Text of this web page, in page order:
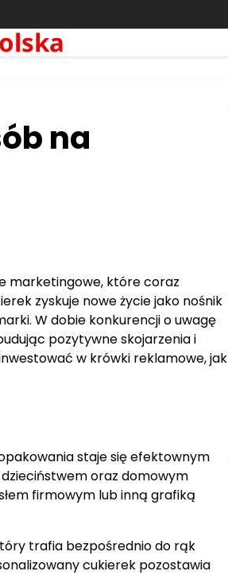
na
marketingowe, które coraz
zyskuje nowe życie jako nośnik
W dobie konkurencji o uwagę
pozytywne skojarzenia i
w krówki reklamowe, jak
staje się efektownym
dzieciństwem oraz domowym
firmowym lub inną grafiką
trafia bezpośrednio do rąk
cukierek pozostawia